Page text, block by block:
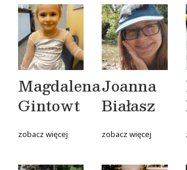
Magdalena
Gintowt
zobacz więcej
Joanna
Białasz
zobacz więcej